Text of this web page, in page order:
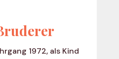
1972, als Kind